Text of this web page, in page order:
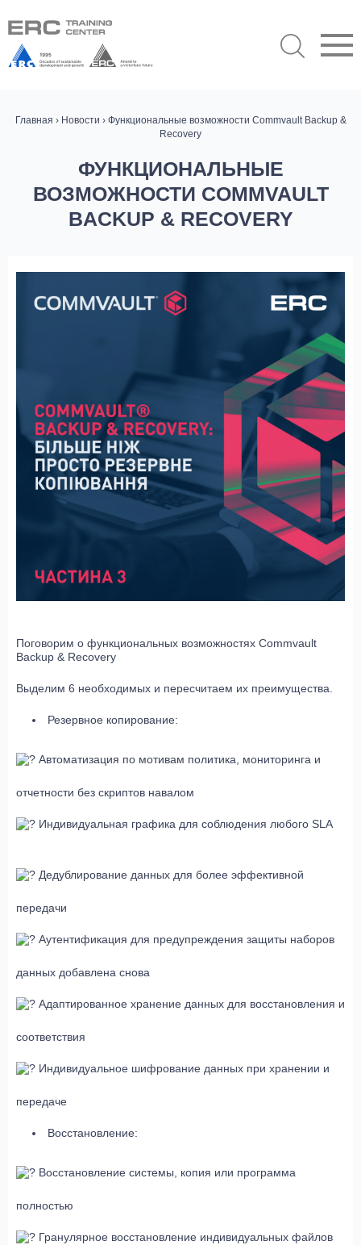
Главная › Новости › Функциональные возможности Commvault Backup &
Recovery
ФУНКЦИОНАЛЬНЫЕ
ВОЗМОЖНОСТИ COMMVAULT
BACKUP & RECOVERY
Поговорим о функциональных возможностях Commvault
Backup & Recovery
Выделим 6 необходимых и пересчитаем их преимущества.
Резервное копирование:
Автоматизация по мотивам политика, мониторинга и
отчетности без скриптов навалом
Индивидуальная графика для соблюдения любого SLA
Дедублирование данных для более эффективной
передачи
Аутентификация для предупреждения защиты наборов
данных добавлена снова
Адаптированное хранение данных для восстановления и
соответствия
Индивидуальное шифрование данных при хранении и
передаче
Восстановление:
Восстановление системы, копия или программа
полностью
Гранулярное восстановление индивидуальных файлов